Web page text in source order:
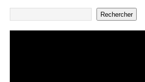
Rechercher